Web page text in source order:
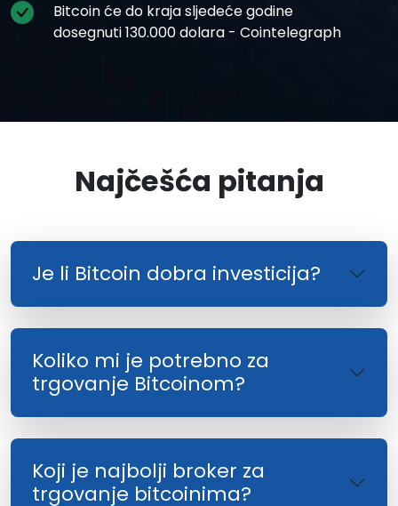
Bitcoin će do kraja sljedeće godine
dosegnuti 130.000 dolara - Cointelegraph
Najčešća pitanja
Je li Bitcoin dobra investicija?
Koliko mi je potrebno za
trgovanje Bitcoinom?
Koji je najbolji broker za
trgovanje bitcoinima?